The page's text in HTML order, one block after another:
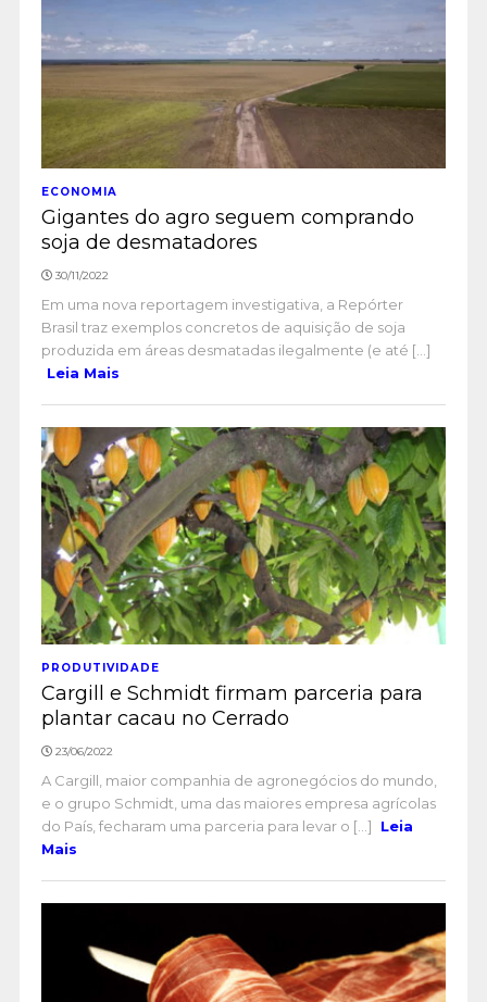
ECONOMIA
Gigantes do agro seguem comprando
soja de desmatadores
30/11/2022
Em uma nova reportagem investigativa, a Repórter
Brasil traz exemplos concretos de aquisição de soja
produzida em áreas desmatadas ilegalmente (e até [...]
Leia Mais
PRODUTIVIDADE
Cargill e Schmidt firmam parceria para
plantar cacau no Cerrado
23/06/2022
A Cargill, maior companhia de agronegócios do mundo,
e o grupo Schmidt, uma das maiores empresa agrícolas
do País, fecharam uma parceria para levar o [...]
Leia
Mais